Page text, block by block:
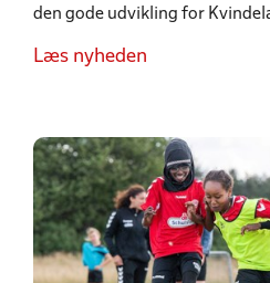
den gode udvikling for
Læs nyheden